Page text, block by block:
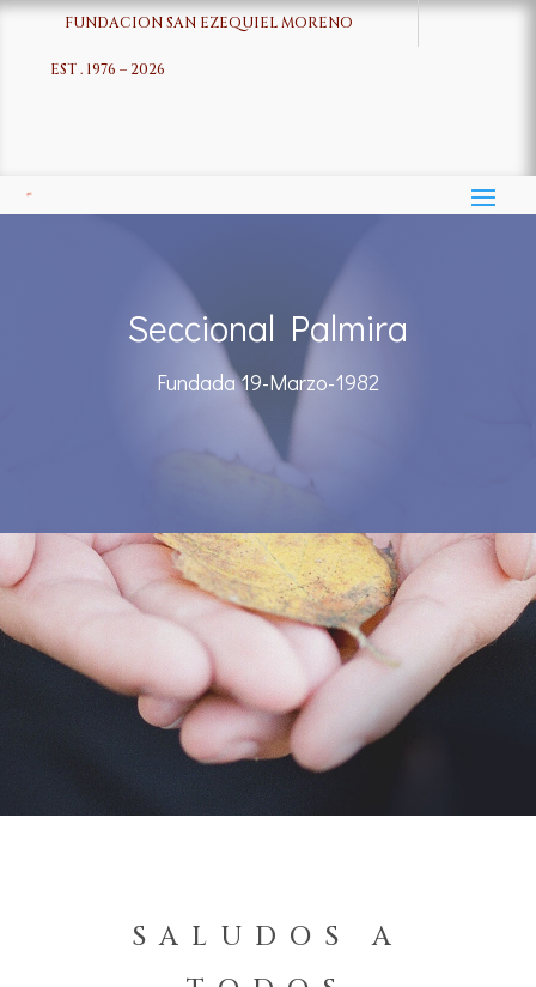
FUNDACION SAN EZEQUIEL MORENO
EST . 1976 – 2026
Seccional Palmira
Fundada 19-Marzo-1982
SALUDOS A